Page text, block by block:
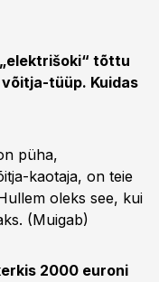
tõttu
tüüp. Kuidas
püha,
kaotaja, on teie
oleks see, kui
(Muigab)
2000 euroni